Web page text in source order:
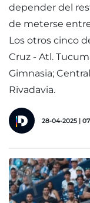
depender del
de meterse
Los otros cinco
Cruz - Atl.
Gimnasia;
Rivadavia.
28-04-2025 |